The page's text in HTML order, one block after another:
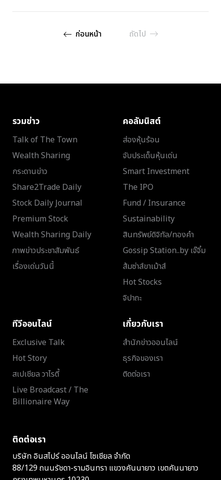
ก่อนหน้า ถัดไป
รวมข่าว
Talk of The Town
Wealth Sharing
กระดานข่าว
Share2Trade Daily
Stock Daily Journal
Premium Stock
Wealth Sharing Daily
ภาพข่าวประชาสัมพันธ์
เรื่องเด่นวันนี้
คอลัมนิสต์
ส่องหุ้นร้อน
จับประเด็นหุ้นเด่น
Smart Investment
The IPO
Fund / Insurance
Sustainability
สินทรัพย์ดิจิทัล/ทองคำ
Gossip Station..by เจ๊จิ๋ม
ส้มซ่าส์ขาเม้าส์
Hot Stocks
จิปาถะ
ทีวีออนไลน์
Exclusive Talk
Hot Story
สเปเชียล วาไรตี้
Live Broadcast / The
Billionaire Way
เกี่ยวกับเรา
สำนักข่าวออนไลน์
ธุรกิจของเรา
ติดต่อเรา
ติดต่อเรา
บริษัท อินสไปร์ ออนไลน์ โซเชียล จำกัด
88/129 ถนนรัชดา-รามอินทรา แขวงคันนายาว เขตคันนายาว